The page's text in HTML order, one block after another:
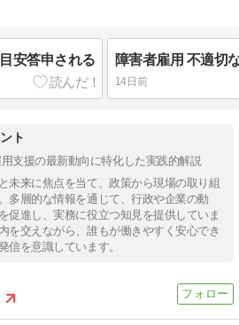
安答申される
14日前
ト
支援の最新動向に特化した実践的解説
未来に焦点を当て、政策から現場の取り組
多層的な情報を通じて、行政や企業の動
促進し、実務に役立つ知見を提供していま
を交えながら、誰もが働きやすく安心でき
信を意識しています。